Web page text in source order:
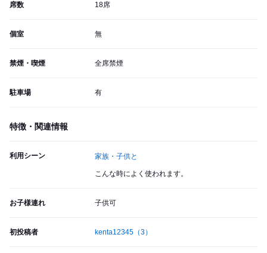
席数 18席
個室 無
禁煙・喫煙 全席禁煙
駐車場 有
特徴・関連情報
利用シーン 家族・子供と
こんな時によく使われます。
お子様連れ 子供可
初投稿者 kenta12345 （3）